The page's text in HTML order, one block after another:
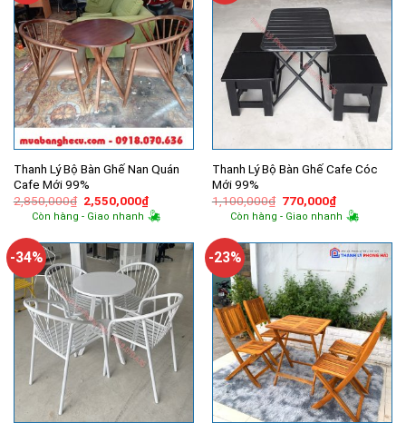
Thanh Lý Bộ Bàn Ghế Nan Quán
Cafe Mới 99%
2,850,000₫ Giá
gốc
là:
2,550,000₫Giá
hiện
tại
2,550,000₫.
Còn hàng - Giao nhanh
Thanh Lý Bộ Bàn Ghế Cafe Cóc
Mới 99%
1,100,000₫ Giá
gốc
là:
770,000₫Giá
hiện
tại
770,000₫.
Còn hàng - Giao nhanh
-34% -23%